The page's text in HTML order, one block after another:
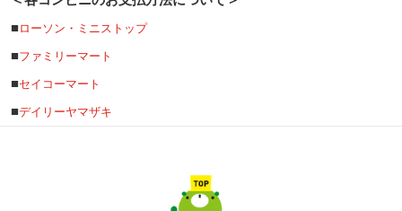
■ローソン・ミニストップ
■ファミリーマート
■セイコーマート
■デイリーヤマザキ